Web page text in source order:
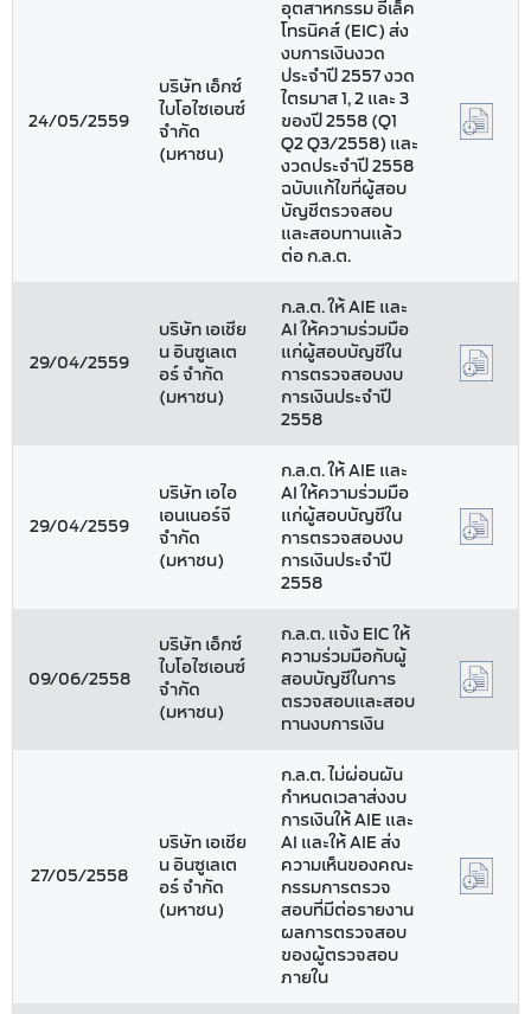
24/05/2559
บริษัท เอ็กซ์
ไบโอไซเอนซ์
จำกัด
(มหาชน)
อุตสาหกรรม อีเล็ค
โทรนิคส์ (EIC) ส่ง
งบการเงินงวด
ประจำปี 2557 งวด
ไตรมาส 1, 2 และ 3
ของปี 2558 (Q1
Q2 Q3/2558) และ
งวดประจำปี 2558
ฉบับแก้ไขที่ผู้สอบ
บัญชีตรวจสอบ
และสอบทานแล้ว
ต่อ ก.ล.ต.
29/04/2559
บริษัท เอเชีย
น อินซูเลเต
อร์ จำกัด
(มหาชน)
ก.ล.ต. ให้ AIE และ
AI ให้ความร่วมมือ
แก่ผู้สอบบัญชีใน
การตรวจสอบงบ
การเงินประจำปี
2558
29/04/2559
บริษัท เอไอ
เอนเนอร์จี
จำกัด
(มหาชน)
ก.ล.ต. ให้ AIE และ
AI ให้ความร่วมมือ
แก่ผู้สอบบัญชีใน
การตรวจสอบงบ
การเงินประจำปี
2558
09/06/2558
บริษัท เอ็กซ์
ไบโอไซเอนซ์
จำกัด
(มหาชน)
ก.ล.ต. แจ้ง EIC ให้
ความร่วมมือกับผู้
สอบบัญชีในการ
ตรวจสอบและสอบ
ทานงบการเงิน
27/05/2558
บริษัท เอเชีย
น อินซูเลเต
อร์ จำกัด
(มหาชน)
ก.ล.ต. ไม่ผ่อนผัน
กำหนดเวลาส่งงบ
การเงินให้ AIE และ
AI และให้ AIE ส่ง
ความเห็นของคณะ
กรรมการตรวจ
สอบที่มีต่อรายงาน
ผลการตรวจสอบ
ของผู้ตรวจสอบ
ภายใน